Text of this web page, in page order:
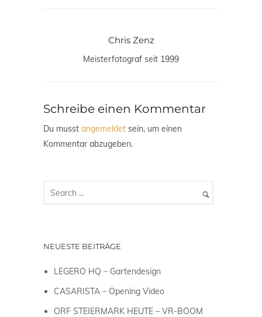
Chris Zenz
Meisterfotograf seit 1999
Schreibe einen Kommentar
Du musst angemeldet sein, um einen
Kommentar abzugeben.
NEUESTE BEITRÄGE
LEGERO HQ – Gartendesign
CASARISTA – Opening Video
ORF STEIERMARK HEUTE – VR-BOOM